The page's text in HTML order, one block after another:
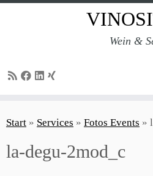
Inhalt
Wein &
Start » Services » Fotos Events »
la-degu-2mod_c